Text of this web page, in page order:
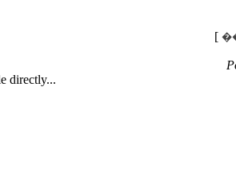
[
directly...